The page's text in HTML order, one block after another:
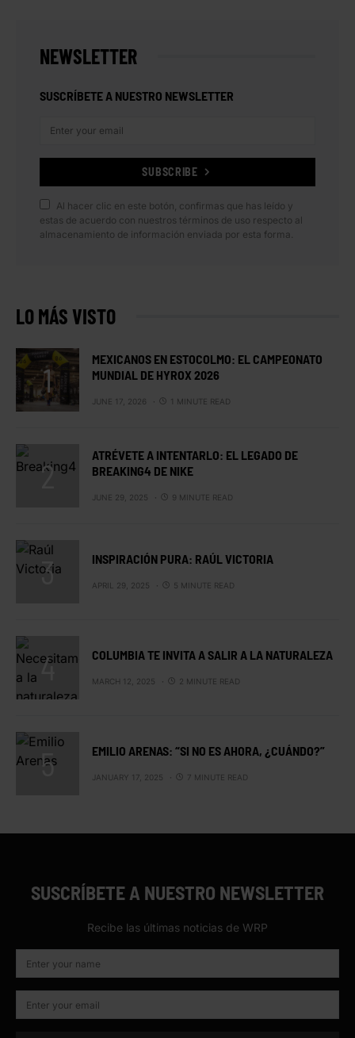
NEWSLETTER
SUSCRÍBETE A NUESTRO NEWSLETTER
SUBSCRIBE
Al hacer clic en este botón, confirmas que has leído y
estas de acuerdo con nuestros términos de uso respecto al
almacenamiento de información enviada por esta forma.
LO MÁS VISTO
MEXICANOS EN ESTOCOLMO: EL CAMPEONATO
MUNDIAL DE HYROX 2026
JUNE 17, 2026 1 MINUTE READ
ATRÉVETE A INTENTARLO: EL LEGADO DE
BREAKING4 DE NIKE
JUNE 29, 2025 9 MINUTE READ
INSPIRACIÓN PURA: RAÚL VICTORIA
APRIL 29, 2025 5 MINUTE READ
COLUMBIA TE INVITA A SALIR A LA NATURALEZA
MARCH 12, 2025 2 MINUTE READ
EMILIO ARENAS: “SI NO ES AHORA, ¿CUÁNDO?”
JANUARY 17, 2025 7 MINUTE READ
SUSCRÍBETE A NUESTRO NEWSLETTER
Recibe las últimas noticias de WRP